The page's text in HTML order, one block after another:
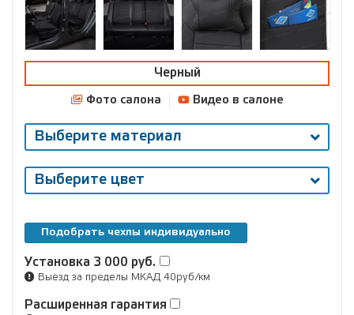
Черный
Фото салона Видео в салоне
Выберите материал
Выберите цвет
Подобрать чехлы индивидуально
Установка 3 000 руб.
Выезд за пределы МКАД 40руб/км
Расширенная гарантия